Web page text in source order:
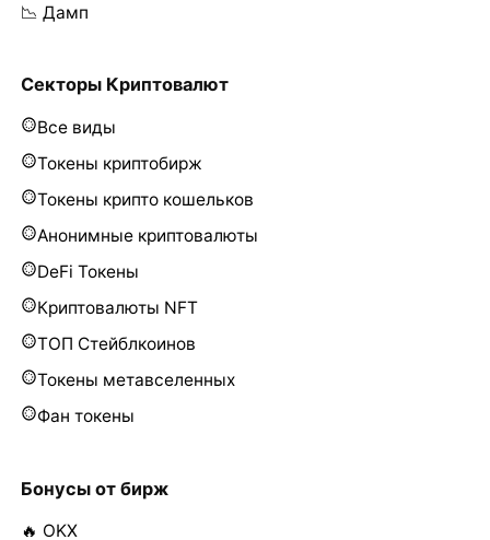
📉 Дамп
Секторы Криптовалют
Все виды
Токены криптобирж
Токены крипто кошельков
Анонимные криптовалюты
DeFi Токены
Криптовалюты NFT
ТОП Стейблкоинов
Токены метавселенных
Фан токены
Бонусы от бирж
🔥 OKX